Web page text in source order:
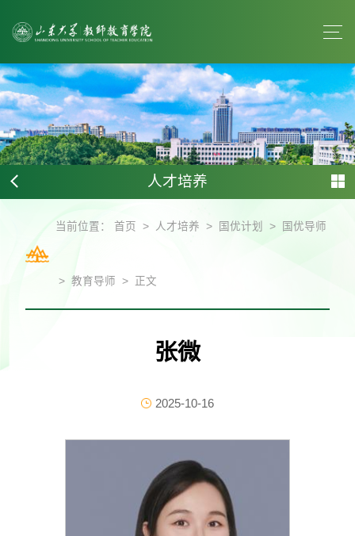
人才培养
当前位置：首页 > 人才培养 > 国优计划 > 国优导师
> 教育导师 > 正文
张微
2025-10-16